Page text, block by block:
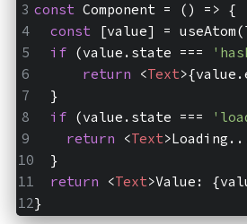
const Component = () => {
const [value] =
if (value.state ===
return
<Text>
  }
if (value.state ===
return
<Text>
  }
return
<Text>Value:
}